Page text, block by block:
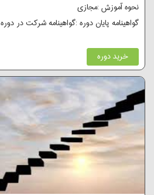
نحوه آموزش :مجازی
گواهینامه پایان دوره :گواهینامه شرکت در دوره
خرید دوره